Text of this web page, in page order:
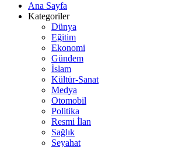
Ana Sayfa
Kategoriler
Dünya
Eğitim
Ekonomi
Gündem
İslam
Kültür-Sanat
Medya
Otomobil
Politika
Resmi İlan
Sağlık
Seyahat